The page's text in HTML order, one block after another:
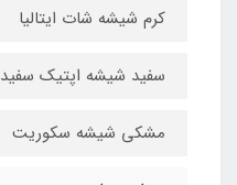
کرم شیشه شات ایتالیا
سفید شیشه اپتیک سفید
مشکی شیشه سکوریت